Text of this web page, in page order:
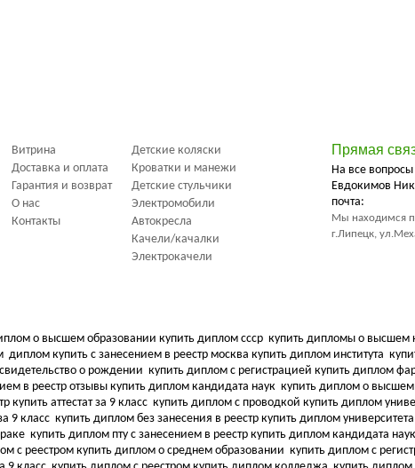
Витрина
Доставка и оплата
Гарантия и возврат
О нас
Контакты
Детские коляски
Кроватки и манежи
Детские стульчики
Электромобили
Автокресла
Качели/качалки
Электрокачели
Прямая
На все
Евдокимов
почта:
Мы находимся
г.Липецк,
о высшем образовании купить диплом ссср купить дипломы о высшем
диплом купить с занесением в реестр москва купить диплом института
о рождении купить диплом с регистрацией купить диплом
в реестр отзывы купить диплом кандидата наук купить диплом о
купить аттестат за 9 класс купить диплом с проводкой купить диплом
9 класс купить диплом без занесения в реестр купить диплом
купить диплом пту с занесением в реестр купить диплом кандидата
с реестром купить диплом о среднем образовании купить диплом с